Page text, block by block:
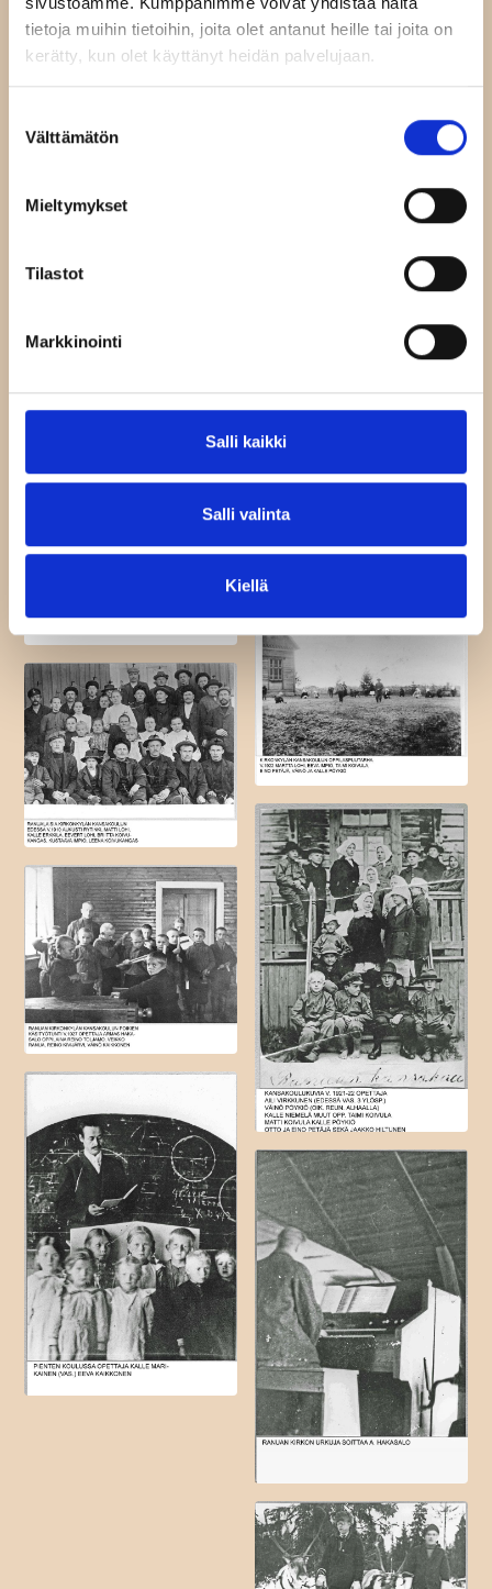
tietoja muihin tietoihin, joita olet antanut heille tai joita on
kerätty, kun olet käyttänyt heidän palvelujaan.
valinta
Välttämätön
Mieltymykset
Tilastot
Markkinointi
Salli kaikki
Salli valinta
Kiellä